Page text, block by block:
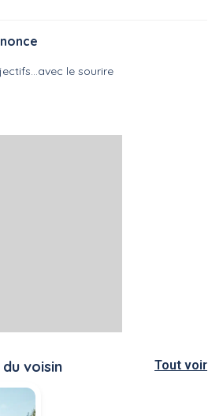
le sourire
voisin Tout voir